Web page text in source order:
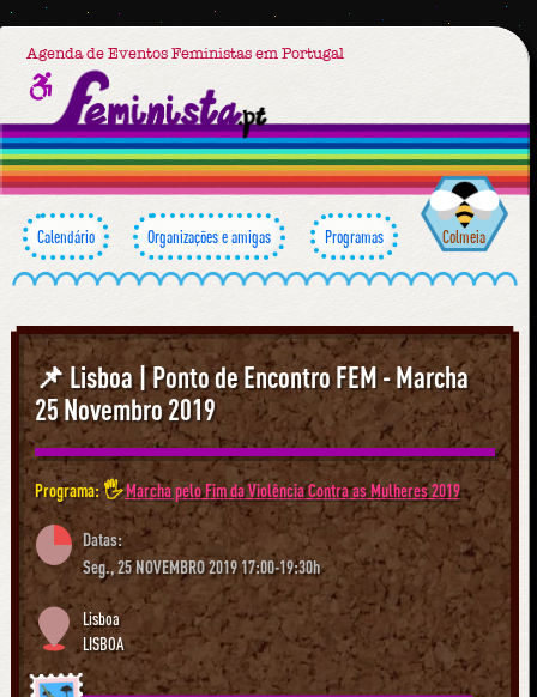
Agenda de Eventos Feministas em Portugal
Calendário Organizações e amigas Programas Colmeia
📌 Lisboa | Ponto de Encontro FEM - Marcha
25 Novembro 2019
Programa: 🖐Marcha pelo Fim da Violência Contra as Mulheres 2019
Datas:
Seg., 25 NOVEMBRO 2019 17:00-19:30h
Lisboa
LISBOA